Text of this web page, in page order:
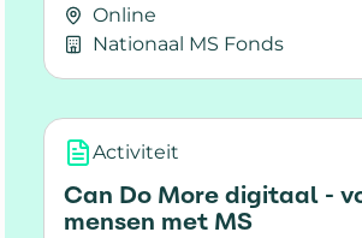
Online
Nationaal MS Fonds
Lees meer over Can Do
Activiteit
Can Do More digitaal -
mensen met MS